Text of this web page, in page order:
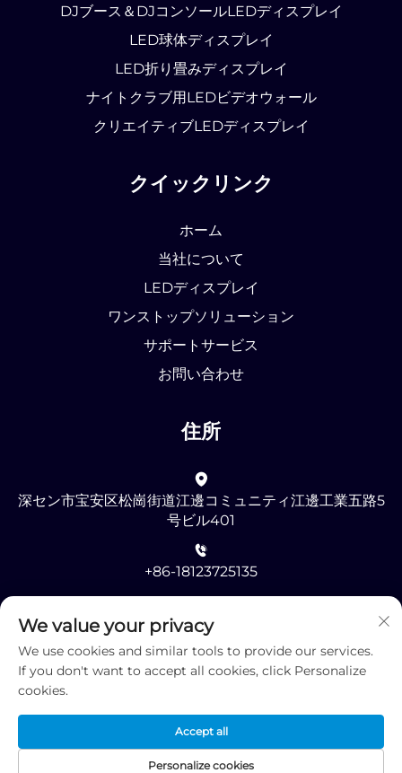
DJブース＆DJコンソールLEDディスプレイ
LED球体ディスプレイ
LED折り畳みディスプレイ
ナイトクラブ用LEDビデオウォール
クリエイティブLEDディスプレイ
クイックリンク
ホーム
当社について
LEDディスプレイ
ワンストップソリューション
サポートサービス
お問い合わせ
住所
深セン市宝安区松崗街道江邊コミュニティ江邊工業五路5
号ビル401
+86-18123725135
[email protected]
著作権 © 2025 深センRMGオプトエレクトロニクス有限公司
プライバシーポリシー
We value your privacy
We use cookies and similar tools to provide our services.
If you don't want to accept all cookies, click Personalize
cookies.
Personalize cookies
Accept all